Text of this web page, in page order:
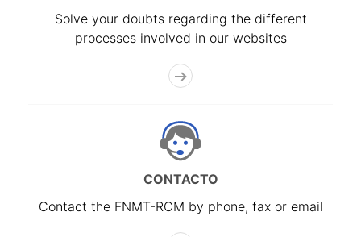
Solve your doubts regarding the different
processes involved in our websites
CONTACTO
Contact the FNMT-RCM by phone, fax or email